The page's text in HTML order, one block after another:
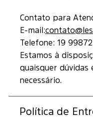
Contato para
E-mail:
Telefone: 19
Estamos à
quaisquer dúvidas
necessário.
Política de